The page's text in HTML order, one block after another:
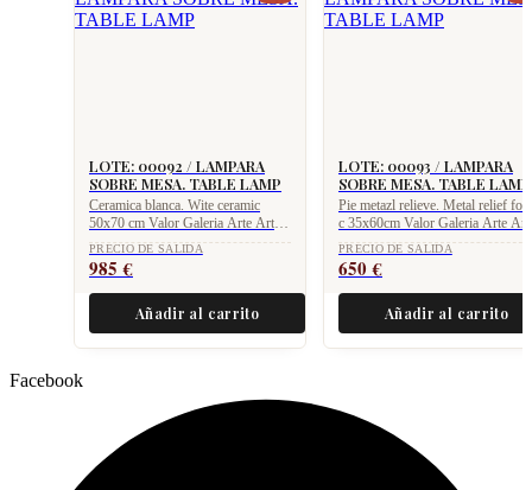
LOTE: 00092 / LAMPARA
SOBRE MESA. TABLE LAMP
Ceramica blanca. Wite ceramic
50x70 cm Valor Galeria Arte Art
Gallery value 1.975 €
PRECIO DE SALIDA
985€
Añadir al carrito
LOTE: 00093 / LAMPARA
SOBRE MESA. TABLE LAMP
Pie metazl relieve. Metal relief foot
c 35x60cm Valor Galeria Arte Art
Gallery value 1.275 €
PRECIO DE SALIDA
650€
Añadir al carrito
Facebook